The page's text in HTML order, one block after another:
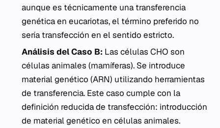
aunque es técnicamente una transferencia
genética en eucariotas, el término preferido no
sería transfección en el sentido estricto.
Análisis del Caso B: Las células CHO son
células animales (mamíferas). Se introduce
material genético (ARN) utilizando herramientas
de transferencia. Este caso cumple con la
definición reducida de transfección: introducción
de material genético en células animales.